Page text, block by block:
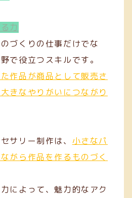
力
づくりの仕事だけでな
で役立つスキルです。
作品が商品として販売さ
きなやりがいにつながり
サリー制作は、 小さなパ
がら作品を作るものづく
によって、魅力的なアク